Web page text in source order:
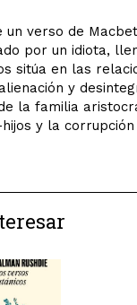
verso de
por un idiota,
sitúa en las
y
la familia
y la corrupción